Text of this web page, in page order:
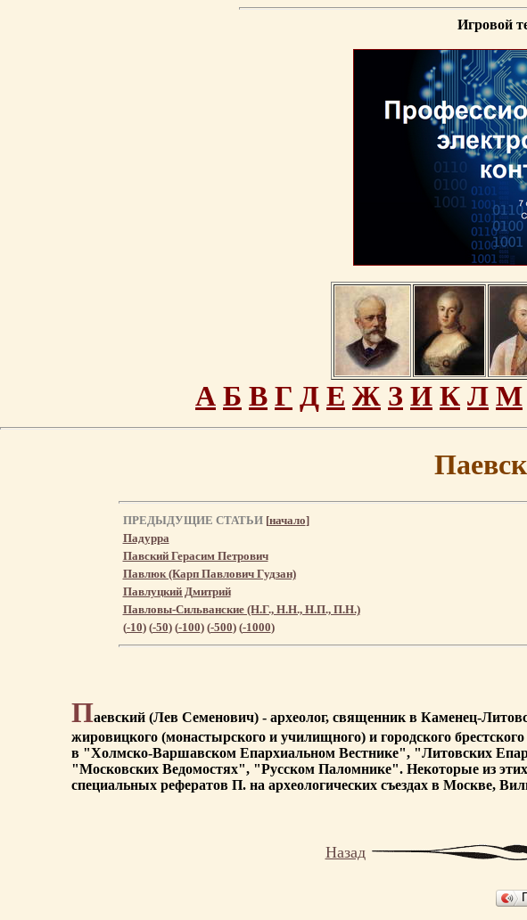
Игровой
А Б В Г Д Е Ж З И К Л М
ПРЕДЫДУЩИЕ СТАТЬИ [начало]
Падурра
Павский Герасим Петрович
Павлюк (Карп Павлович Гудзан)
Павлуцкий Дмитрий
Павловы-Сильванские (Н.Г., Н.Н., Н.П., П.Н.)
(-10) (-50) (-100) (-500) (-1000)
Паевский (Лев Семенович) - археолог, священник в Каменец-
жировицкого (монастырского и училищного) и городского
в "Холмско-Варшавском Епархиальном Вестнике", "Литовских
"Московских Ведомостях", "Русском Паломнике". Некоторые из
специальных рефератов П. на археологических съездах в Москве,
Назад